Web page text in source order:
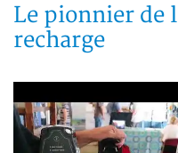
Le pionnier de
recharge